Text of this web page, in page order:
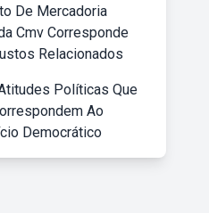
De Mercadoria
Cmv Corresponde
Relacionados
Políticas Que
Ao
Democrático